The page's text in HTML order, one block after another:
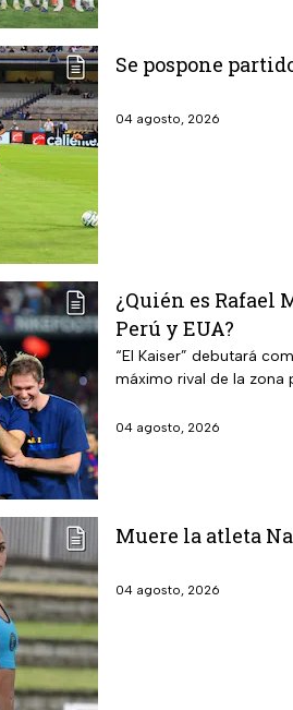
Se pospone
04 agosto, 2026
¿Quién es Rafael
Perú y EUA?
“El Kaiser” debutará
máximo rival de la zona
04 agosto, 2026
Muere la atleta
04 agosto, 2026